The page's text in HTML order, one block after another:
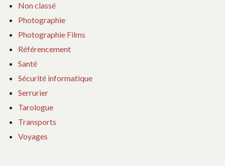
Non classé
Photographie
Photographie Films
Référencement
Santé
Sécurité informatique
Serrurier
Tarologue
Transports
Voyages